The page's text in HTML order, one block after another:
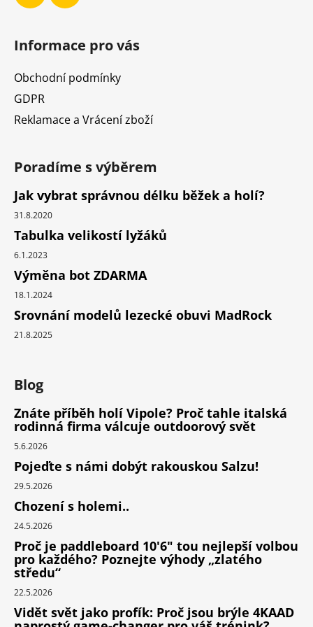
Informace pro vás
Obchodní podmínky
GDPR
Reklamace a Vrácení zboží
Poradíme s výběrem
Jak vybrat správnou délku běžek a holí?
31.8.2020
Tabulka velikostí lyžáků
6.1.2023
Výměna bot ZDARMA
18.1.2024
Srovnání modelů lezecké obuvi MadRock
21.8.2025
Blog
Znáte příběh holí Vipole? Proč tahle italská
rodinná firma válcuje outdoorový svět
5.6.2026
Pojeďte s námi dobýt rakouskou Salzu!
29.5.2026
Chození s holemi..
24.5.2026
Proč je paddleboard 10'6" tou nejlepší volbou
pro každého? Poznejte výhody „zlatého
středu“
22.5.2026
Vidět svět jako profík: Proč jsou brýle 4KAAD